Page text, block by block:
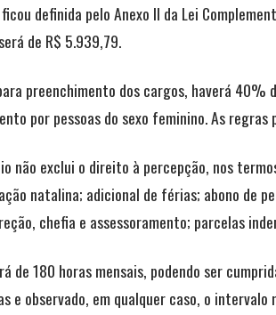
definida pelo Anexo II da Lei
de R$ 5.939,79.
preenchimento dos cargos, haverá
por pessoas do sexo feminino. As
não exclui o direito à percepção, nos
natalina; adicional de férias; abono de
chefia e assessoramento; parcelas
de 180 horas mensais, podendo ser
e observado, em qualquer caso, o